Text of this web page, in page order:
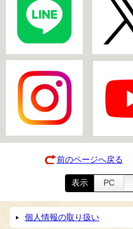
前のページへ戻る
表示 PC
個人情報の取り扱い